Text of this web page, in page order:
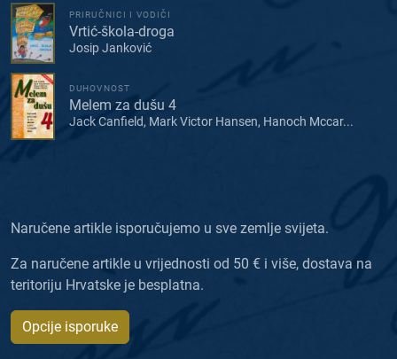
PRIRUČNICI I VODIČI
Vrtić-škola-droga
Josip Janković
DUHOVNOST
Melem za dušu 4
Jack Canfield, Mark Victor Hansen, Hanoch Mccar...
Naručene artikle isporučujemo u sve zemlje svijeta.
Za naručene artikle u vrijednosti od 50 € i više, dostava na
teritoriju Hrvatske je besplatna.
Opcije isporuke